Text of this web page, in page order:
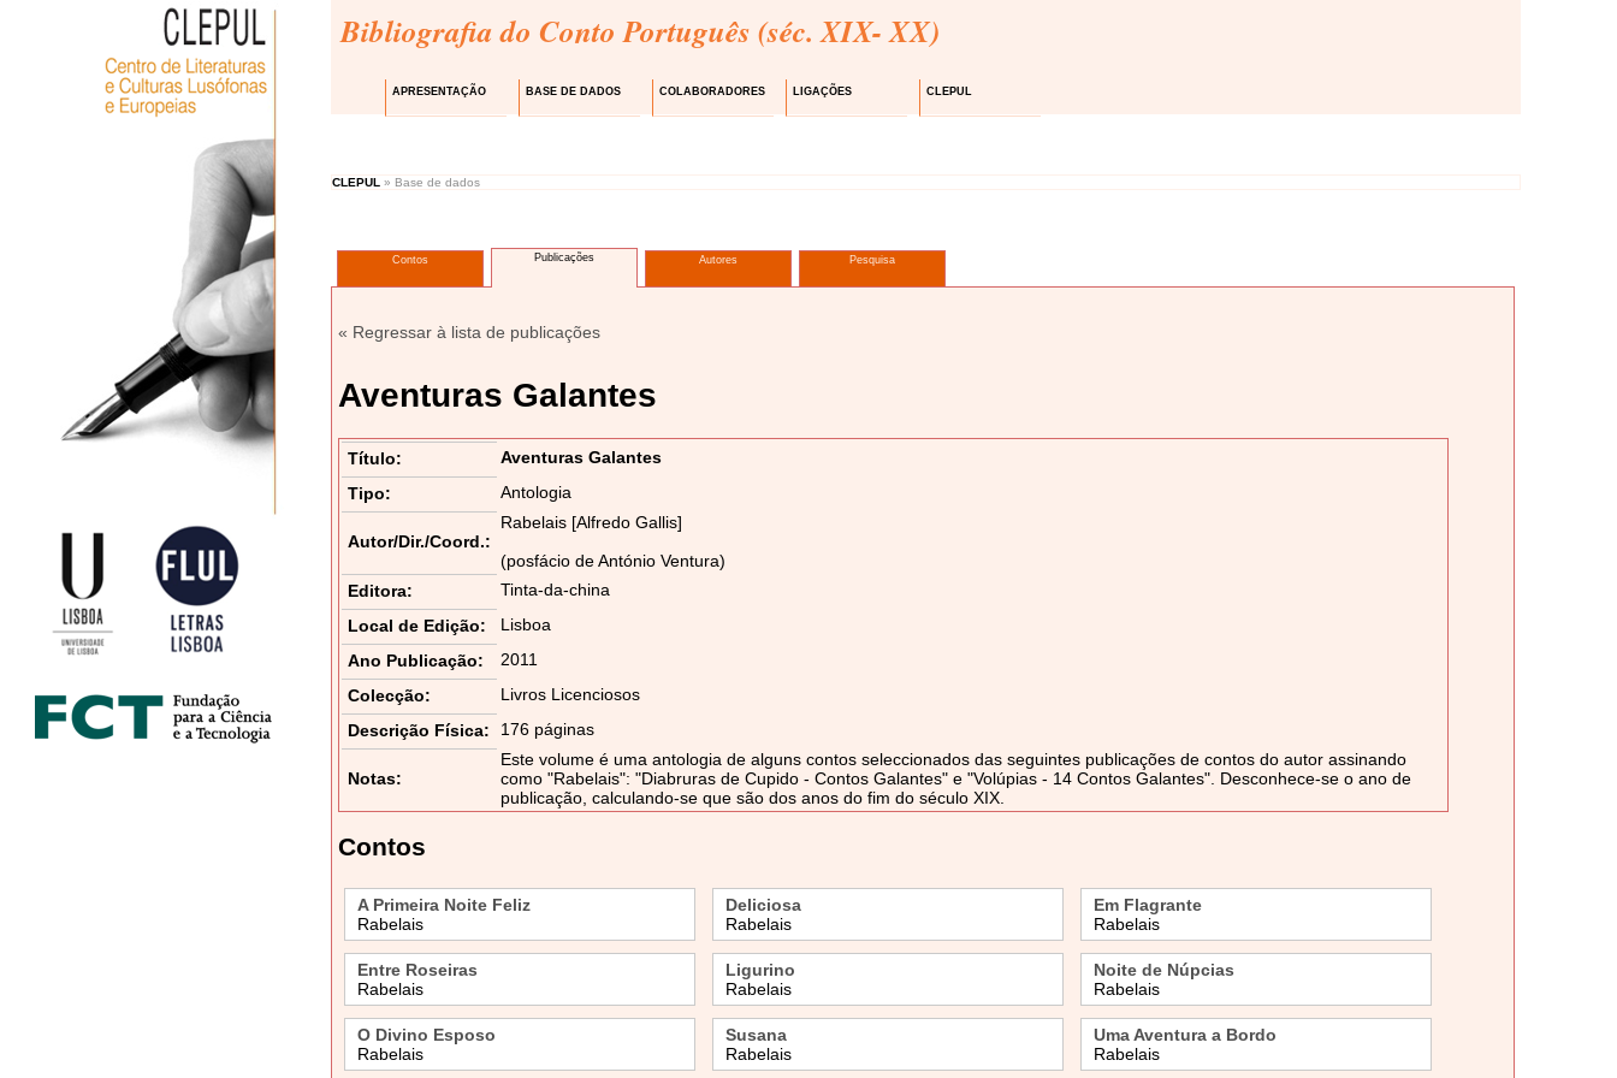
Bibliografia do Conto Português (séc. XIX- XX)
APRESENTAÇÃO BASE DE DADOS COLABORADORES LIGAÇÕES CLEPUL
CLEPUL » Base de dados
Contos Publicações Autores Pesquisa
« Regressar à lista de publicações
Aventuras Galantes
Título:
Aventuras Galantes
Tipo:
Antologia
Autor/Dir./Coord.:
Rabelais [Alfredo Gallis]
(posfácio de António Ventura)
Editora:
Tinta-da-china
Local de Edição:
Lisboa
Ano Publicação:
2011
Colecção:
Livros Licenciosos
Descrição Física:
176 páginas
Notas:
Este volume é uma antologia de alguns contos seleccionados das seguintes publicações de contos do autor assinando
como "Rabelais": "Diabruras de Cupido - Contos Galantes" e "Volúpias - 14 Contos Galantes". Desconhece-se o ano de
publicação, calculando-se que são dos anos do fim do século XIX.
Contos
A Primeira Noite Feliz
Rabelais
Deliciosa
Rabelais
Em Flagrante
Rabelais
Entre Roseiras
Rabelais
Ligurino
Rabelais
Noite de Núpcias
Rabelais
O Divino Esposo
Rabelais
Susana
Rabelais
Uma Aventura a Bordo
Rabelais